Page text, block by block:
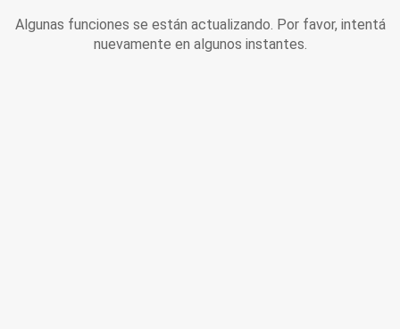
Algunas funciones se están actualizando. Por favor, intentá
nuevamente en algunos instantes.